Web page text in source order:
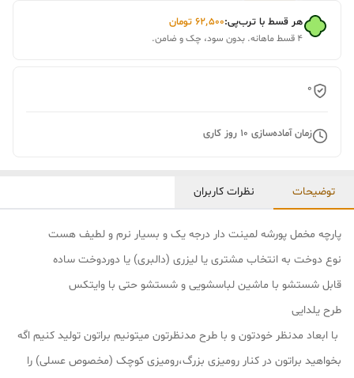
هر قسط با ترب‌پی:۶۲٬۵۰۰ تومان
۴ قسط ماهانه. بدون سود، چک و ضامن.
0
زمان آماده‌سازی 10 روز کاری
توضیحات نظرات کاربران
پارچه مخمل پورشه لمینت دار درجه یک و بسیار نرم و لطیف هست
نوع دوخت به انتخاب مشتری یا لیزری (دالبری) یا دوردوخت ساده
قابل شستشو با ماشین لباسشویی و شستشو حتی با وایتکس
طرح یلدایی
با ابعاد مدنظر خودتون و با طرح مدنظرتون میتونیم براتون تولید کنیم اگه
بخواهید براتون در کنار رومیزی بزرگ،رومیزی کوچک (مخصوص عسلی) را